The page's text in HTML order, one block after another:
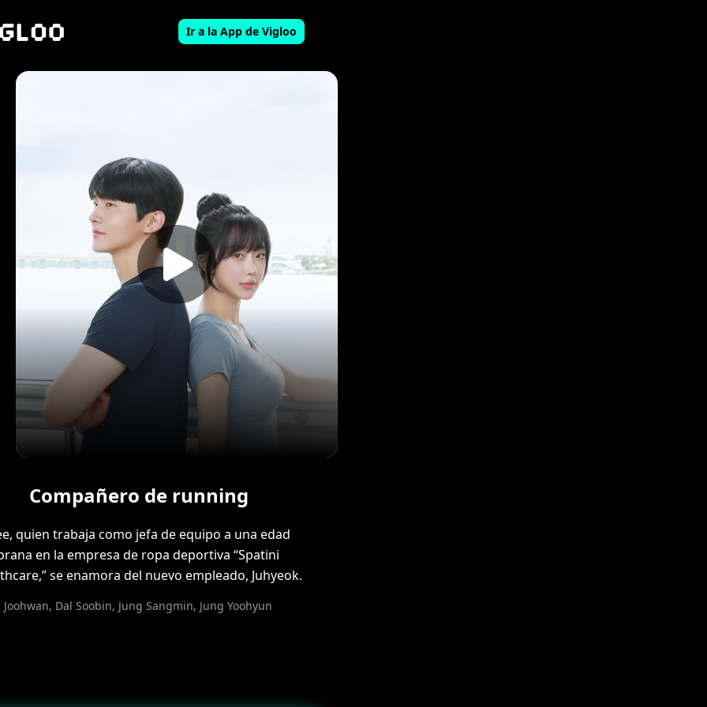
Ir a la App de Vigloo
Compañero de running
quien trabaja como jefa de equipo a una edad
en la empresa de ropa deportiva “Spatini
se enamora del nuevo empleado, Juhyeok.
Joohwan, Dal Soobin, Jung Sangmin, Jung Yoohyun